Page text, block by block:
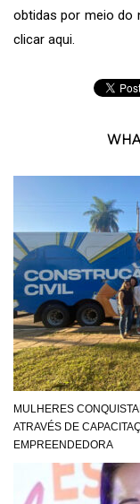
obtidas por meio do
clicar aqui.
MULHERES
ATRAVÉS DE
EMPREENDEDORA